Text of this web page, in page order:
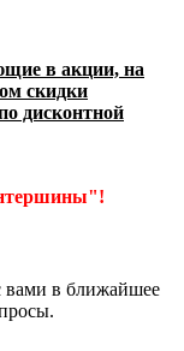
в акции, на
скидки
дисконтной
вами в ближайшее